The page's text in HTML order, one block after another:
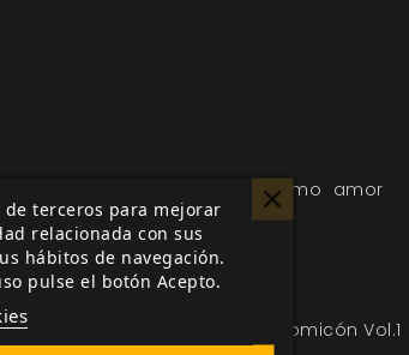
ocultismo amor
por etiquetas
El ojo de Nyarlathotep en Postnomicón Vol.1
terceros para mejorar
relacionada con sus
hábitos de navegación.
pulse el botón Acepto.